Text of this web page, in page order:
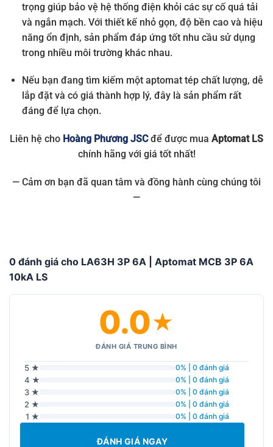
trọng giúp bảo vệ hệ thống điện khỏi các sự cố quá tải
và ngắn mạch. Với thiết kế nhỏ gọn, độ bền cao và hiệu
năng ổn định, sản phẩm đáp ứng tốt nhu cầu sử dụng
trong nhiều môi trường khác nhau.
Nếu bạn đang tìm kiếm một aptomat tép chất lượng, dễ
lắp đặt và có giá thành hợp lý, đây là sản phẩm rất
đáng để lựa chọn.
Liên hệ cho Hoàng Phương JSCđể được mua Aptomat LS
chính hãng với giá tốt nhất!
— Cảm ơn bạn đã quan tâm và đồng hành cùng chúng tôi
—
0 đánh giá cho LA63H 3P 6A | Aptomat MCB 3P 6A
10kA LS
0.0★
ĐÁNH GIÁ TRUNG BÌNH
5 ★ 0% | 0 đánh giá
4 ★ 0% | 0 đánh giá
3 ★ 0% | 0 đánh giá
2 ★ 0% | 0 đánh giá
1 ★ 0% | 0 đánh giá
ĐÁNH GIÁ NGAY